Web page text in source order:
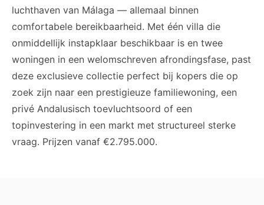
luchthaven van Málaga — allemaal binnen
comfortabele bereikbaarheid. Met één villa die
onmiddellijk instapklaar beschikbaar is en twee
woningen in een welomschreven afrondingsfase, past
deze exclusieve collectie perfect bij kopers die op
zoek zijn naar een prestigieuze familiewoning, een
privé Andalusisch toevluchtsoord of een
topinvestering in een markt met structureel sterke
vraag. Prijzen vanaf €2.795.000.